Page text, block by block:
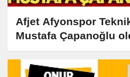
Afjet Afyonspor
Mustafa Çapanoğlu